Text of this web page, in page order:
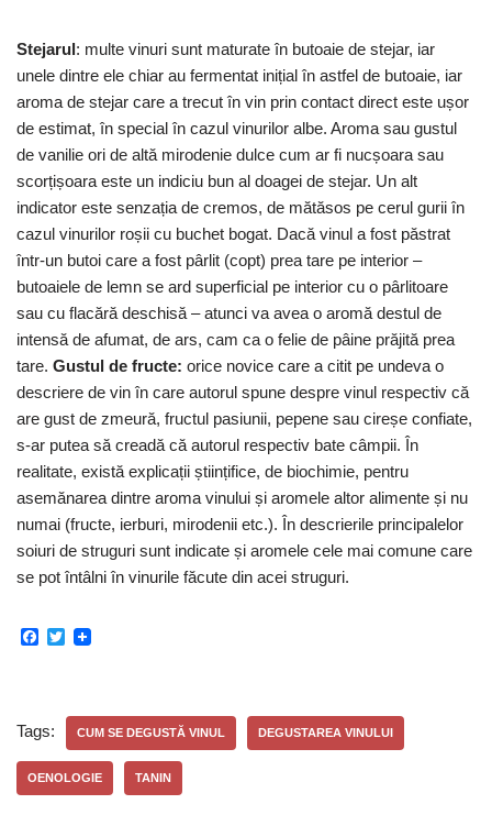
Stejarul: multe vinuri sunt maturate în butoaie de stejar, iar
unele dintre ele chiar au fermentat inițial în astfel de butoaie, iar
aroma de stejar care a trecut în vin prin contact direct este ușor
de estimat, în special în cazul vinurilor albe. Aroma sau gustul
de vanilie ori de altă mirodenie dulce cum ar fi nucșoara sau
scorțișoara este un indiciu bun al doagei de stejar. Un alt
indicator este senzația de cremos, de mătăsos pe cerul gurii în
cazul vinurilor roșii cu buchet bogat. Dacă vinul a fost păstrat
într-un butoi care a fost pârlit (copt) prea tare pe interior –
butoaiele de lemn se ard superficial pe interior cu o pârlitoare
sau cu flacără deschisă – atunci va avea o aromă destul de
intensă de afumat, de ars, cam ca o felie de pâine prăjită prea
tare. Gustul de fructe: orice novice care a citit pe undeva o
descriere de vin în care autorul spune despre vinul respectiv că
are gust de zmeură, fructul pasiunii, pepene sau cireșe confiate,
s-ar putea să creadă că autorul respectiv bate câmpii. În
realitate, există explicații științifice, de biochimie, pentru
asemănarea dintre aroma vinului și aromele altor alimente și nu
numai (fructe, ierburi, mirodenii etc.). În descrierile principalelor
soiuri de struguri sunt indicate și aromele cele mai comune care
se pot întâlni în vinurile făcute din acei struguri.
F
o
o
k
T
e
Tags: CUM SE DEGUSTĂ VINUL DEGUSTAREA VINULUI
OENOLOGIE TANIN